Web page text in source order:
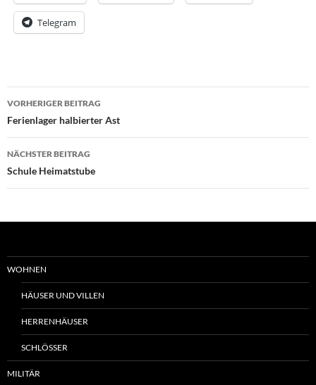
Telegram
Beitrags-
Navigation
VORHERIGER BEITRAG
Ferienlager halbierter Ast
NÄCHSTER BEITRAG
Schule Heimatstube
WOHNEN
HÄUSER UND VILLEN
HERRENHÄUSER
SCHLÖSSER
MILITÄR